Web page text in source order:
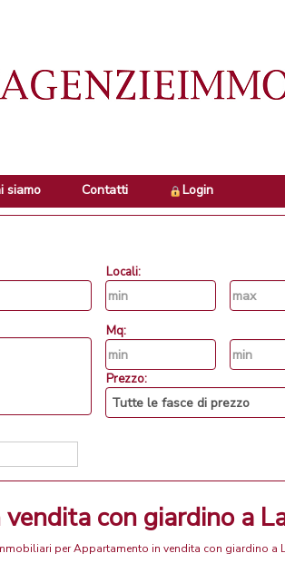
siamo Contatti Login
Locali:
Mq:
Prezzo:
vendita con giardino a
per Appartamento in vendita con giardino a